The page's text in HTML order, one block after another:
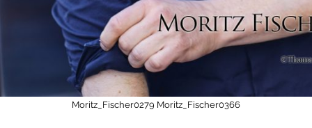
Moritz_Fischer0279 Moritz_Fischer0366